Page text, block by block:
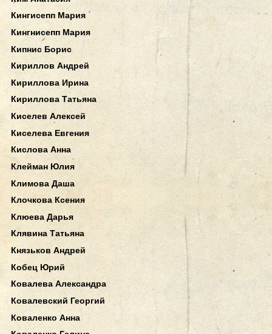
Кингисепп Мария
Кингнисепп Мария
Кипнис Борис
Кириллов Андрей
Кириллова Ирина
Кириллова Татьяна
Киселев Алексей
Киселева Евгения
Кислова Анна
Клейман Юлия
Климова Даша
Клочкова Ксения
Клюева Дарья
Клявина Татьяна
Князьков Андрей
Кобец Юрий
Ковалева Александра
Ковалевский Георгий
Коваленко Анна